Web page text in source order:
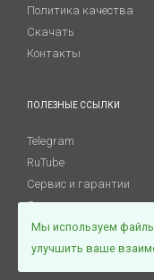
Политика качества
Скачать
Контакты
ПОЛЕЗНЫЕ ССЫЛКИ
Telegram
RuTube
Сервис и гарантии
Запасные части
Новости
Вакансии
Мы используем
улучшить ваше